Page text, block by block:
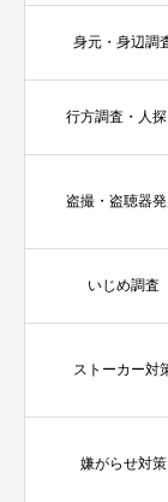
身元・身辺調
行方調査・人探
盗撮・盗聴器発
いじめ調査
ストーカー対
嫌がらせ対策